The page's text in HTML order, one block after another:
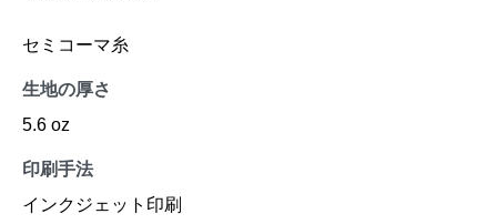
セミコーマ糸
生地の厚さ
5.6 oz
印刷手法
インクジェット印刷